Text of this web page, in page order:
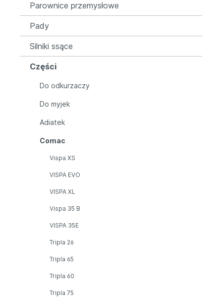
Parownice przemysłowe
Pady
Silniki ssące
Części
Do odkurzaczy
Do myjek
Adiatek
Comac
Vispa XS
VISPA EVO
VISPA XL
Vispa 35 B
VISPA 35E
Tripla 26
Tripla 65
Tripla 60
Tripla 75